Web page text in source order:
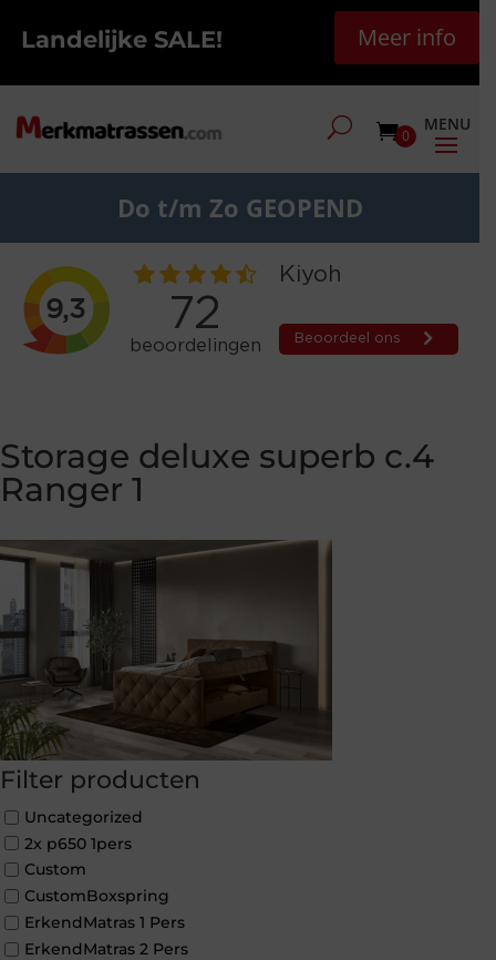
Landelijke SALE! Meer info
0
Do t/m Zo GEOPEND
Storage deluxe superb c.4
Ranger 1
Filter producten
Uncategorized
2x p650 1pers
Custom
CustomBoxspring
ErkendMatras 1 Pers
ErkendMatras 2 Pers